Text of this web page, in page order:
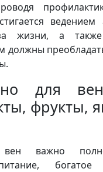
ведением
жизни, а
должны
для
фрукты,
важно